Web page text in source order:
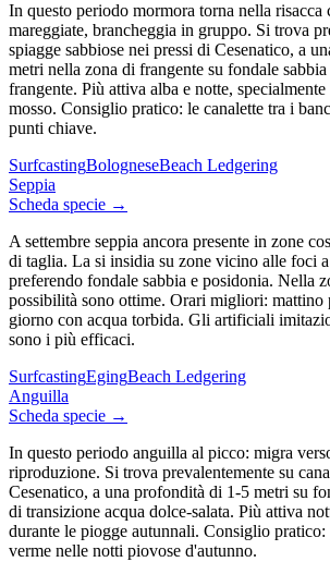
In questo periodo mormora torna nella risacca
mareggiate, brancheggia in gruppo. Si trova
spiagge sabbiose nei pressi di Cesenatico, a
metri nella zona di frangente su fondale
frangente. Più attiva alba e notte,
mosso. Consiglio pratico: le canalette tra i
punti chiave.
SurfcastingBologneseBeach Ledgering
Seppia
Scheda specie →
A settembre seppia ancora presente in zone
di taglia. La si insidia su zone vicino alle foci
preferendo fondale sabbia e posidonia. Nella
possibilità sono ottime. Orari migliori: mattino
giorno con acqua torbida. Gli artificiali
sono i più efficaci.
SurfcastingEgingBeach Ledgering
Anguilla
Scheda specie →
In questo periodo anguilla al picco: migra
riproduzione. Si trova prevalentemente su
Cesenatico, a una profondità di 1-5 metri su
di transizione acqua dolce-salata. Più attiva
durante le piogge autunnali. Consiglio pratico:
verme nelle notti piovose d'autunno.